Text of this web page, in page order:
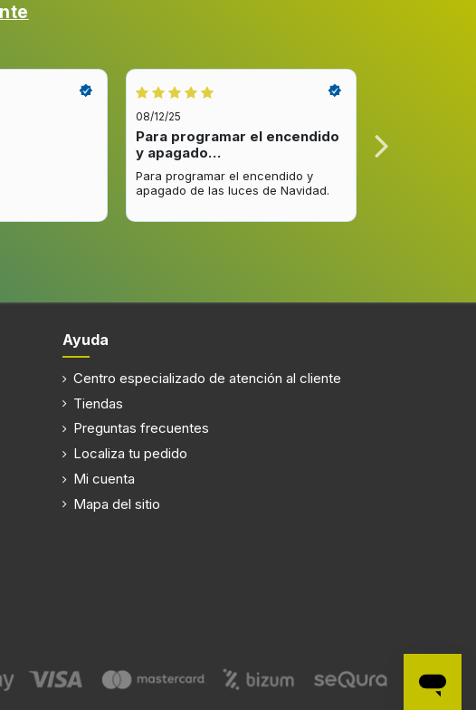
08/12/25
Para programar el encendido
y apagado…
Para programar el encendido y
apagado de las luces de Navidad.
venta y…
Ayuda
Centro especializado de atención al cliente
Tiendas
Preguntas frecuentes
Localiza tu pedido
Mi cuenta
Mapa del sitio